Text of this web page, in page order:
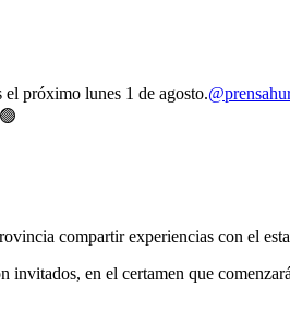
próximo lunes 1 de agosto.
compartir experiencias con el
en el certamen que